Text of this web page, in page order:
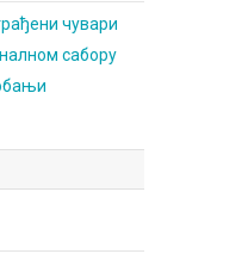
чувари
сабору